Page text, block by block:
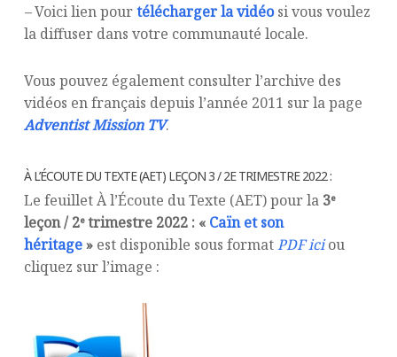
–Voici lien pourtélécharger la vidéosi vous voulez
la diffuser dans votre communauté locale.
Vous pouvez également consulter l’archive des
vidéos en français depuis l’année 2011 sur la page
Adventist Mission TV.
À L’ÉCOUTE DU TEXTE (AET) LEÇON 3 / 2E TRIMESTRE 2022 :
Le feuillet À l’Écoute du Texte (AET) pour la3ᵉ
leçon / 2ᵉ trimestre 2022 : « Caïn et son
héritage»est disponible sous formatPDF iciou
cliquez sur l’image :